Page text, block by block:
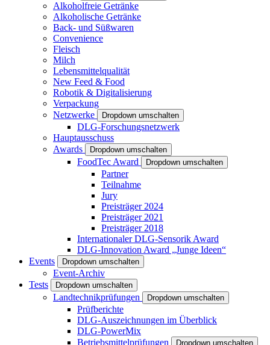
Alkoholfreie Getränke
Alkoholische Getränke
Back- und Süßwaren
Convenience
Fleisch
Milch
Lebensmittelqualität
New Feed & Food
Robotik & Digitalisierung
Verpackung
Netzwerke
Dropdown umschalten
DLG-Forschungsnetzwerk
Hauptausschuss
Awards
Dropdown umschalten
FoodTec Award Dropdown umschalten
Partner
Teilnahme
Jury
Preisträger 2024
Preisträger 2021
Preisträger 2018
Internationaler DLG-Sensorik Award
DLG-Innovation Award „Junge Ideen“
Events
Dropdown umschalten
Event-Archiv
Tests
Dropdown umschalten
Landtechnikprüfungen Dropdown umschalten
Prüfberichte
DLG-Auszeichnungen im Überblick
DLG-PowerMix
Betriebsmittelprüfungen
Dropdown umschalten